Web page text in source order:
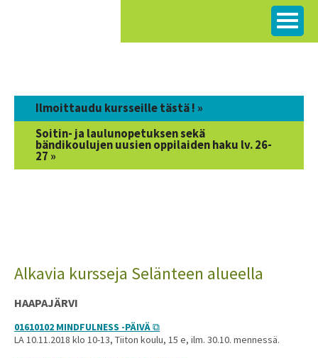
Ilmoittaudu kursseille tästä ! »
Soitin- ja laulunopetuksen sekä
bändikoulujen uusien oppilaiden haku lv. 26-
27 »
Alkavia kursseja Selänteen alueella
HAAPAJÄRVI
01610102 MINDFULNESS -PÄIVÄ
LA 10.11.2018 klo 10-13, Tiiton koulu, 15 e, ilm. 30.10. mennessä.